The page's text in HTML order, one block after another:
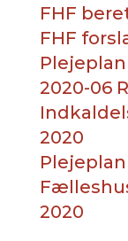
FHF
FHF
2020-06
2020
2020